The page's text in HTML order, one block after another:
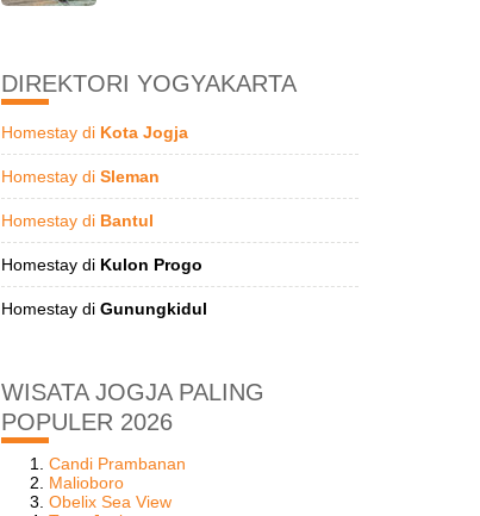
DIREKTORI YOGYAKARTA
Homestay di Kota Jogja
Homestay di Sleman
Homestay di Bantul
Homestay di Kulon Progo
Homestay di Gunungkidul
WISATA JOGJA PALING
POPULER 2026
Candi Prambanan
Malioboro
Obelix Sea View